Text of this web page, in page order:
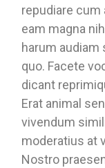
repudiare cum
eam magna
harum audiam
quo. Facete
dicant
Erat animal
vivendum
moderatius at
Nostro